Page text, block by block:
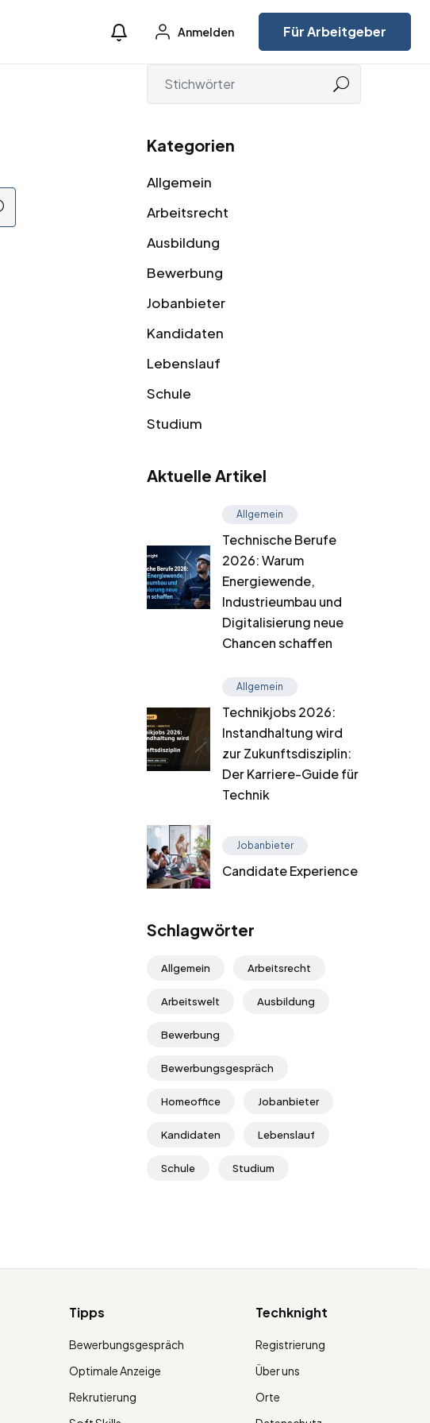
Anmelden Für Arbeitgeber
Kategorien
Allgemein
Arbeitsrecht
Ausbildung
Bewerbung
Jobanbieter
Kandidaten
Lebenslauf
Schule
Studium
Aktuelle Artikel
Allgemein
Technische Berufe
2026: Warum
Energiewende,
Industrieumbau und
Digitalisierung neue
Chancen schaffen
Allgemein
Technikjobs 2026:
Instandhaltung wird
zur Zukunftsdisziplin:
Der Karriere-Guide für
Technik
Jobanbieter
Candidate Experience
Schlagwörter
Allgemein Arbeitsrecht
Arbeitswelt Ausbildung
Bewerbung
Bewerbungsgespräch
Homeoffice Jobanbieter
Kandidaten Lebenslauf
Schule Studium
Tipps
Bewerbungsgespräch
Optimale Anzeige
Rekrutierung
Techknight
Registrierung
Über uns
Orte